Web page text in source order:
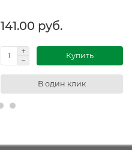
141.00 руб.
Купить
В один клик